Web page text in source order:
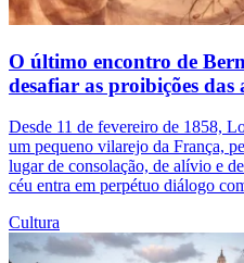
O último encontro de
desafiar as proibições das
Desde 11 de fevereiro de 1858,
um pequeno vilarejo da França,
lugar de consolação, de alívio e
céu entra em perpétuo diálogo
Cultura